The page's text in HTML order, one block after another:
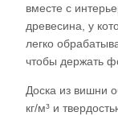
вместе с
древесина, у
легко
чтобы держать
Доска из вишни
кг/м³ и